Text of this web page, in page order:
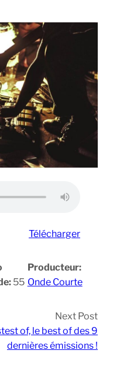
Télécharger
55
Producteur:
Onde Courte
Next Post
of, le best of des 9
dernières émissions !